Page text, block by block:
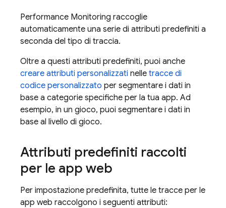
Performance Monitoring raccoglie
automaticamente una serie di attributi predefiniti a
seconda del tipo di traccia.
Oltre a questi attributi predefiniti, puoi anche
creare attributi personalizzati nelle tracce di
codice personalizzato per segmentare i dati in
base a categorie specifiche per la tua app. Ad
esempio, in un gioco, puoi segmentare i dati in
base al livello di gioco.
Attributi predefiniti raccolti
per le app web
Per impostazione predefinita, tutte le tracce per le
app web raccolgono i seguenti attributi: